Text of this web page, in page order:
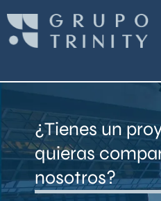
contenido
¿Tienes un
quieras
nosotros?